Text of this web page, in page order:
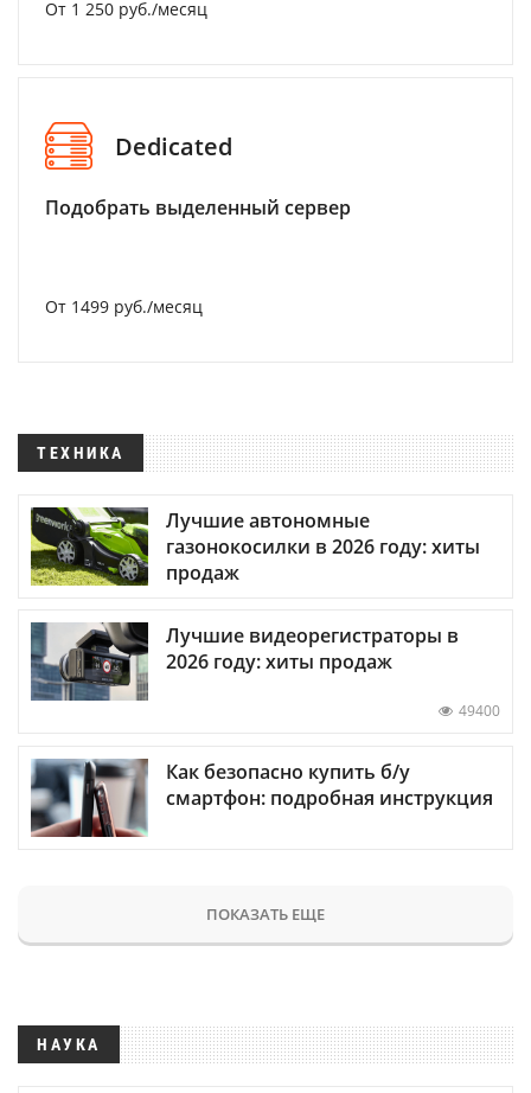
От 1 250 руб./месяц
Dedicated
Подобрать выделенный сервер
От 1499 руб./месяц
ТЕХНИКА
Лучшие автономные
газонокосилки в 2026 году: хиты
продаж
Лучшие видеорегистраторы в
2026 году: хиты продаж
49400
Как безопасно купить б/у
смартфон: подробная инструкция
ПОКАЗАТЬ ЕЩЕ
НАУКА